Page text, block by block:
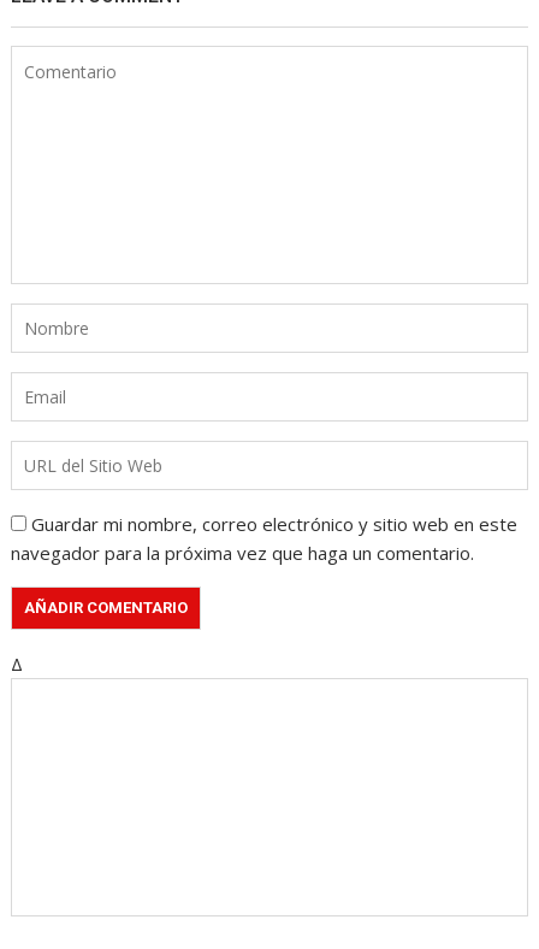
Guardar mi nombre, correo electrónico y sitio web en este
navegador para la próxima vez que haga un comentario.
Δ